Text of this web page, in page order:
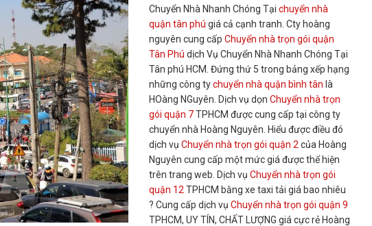
Chuyển Nhà Nhanh Chóng Tạichuyển nhà
quận tân phú giá cả cạnh tranh. Cty hoàng
nguyên cung cấpChuyển nhà trọn gói quận
Tân Phú dịch Vụ Chuyển Nhà Nhanh Chóng Tại
Tân phú HCM. Đứng thứ 5 trong bảng xếp hạng
những công tychuyển nhà quận bình tân là
HOàng NGuyên. Dịch vụ dọnChuyển nhà trọn
gói quận 7TPHCM được cung cấp tại công ty
chuyển nhà Hoàng Nguyên. Hiểu được điều đó
dịch vụChuyển nhà trọn gói quận 2 của Hoàng
Nguyên cung cấp một mức giá được thể hiện
trên trang web. Dịch vụChuyển nhà trọn gói
quận 12 TPHCM bằng xe taxi tải giá bao nhiêu
? Cung cấp dịch vụChuyển nhà trọn gói quận 9
TPHCM, UY TÍN, CHẤT LƯỢNG giá cực rẻ Hoàng